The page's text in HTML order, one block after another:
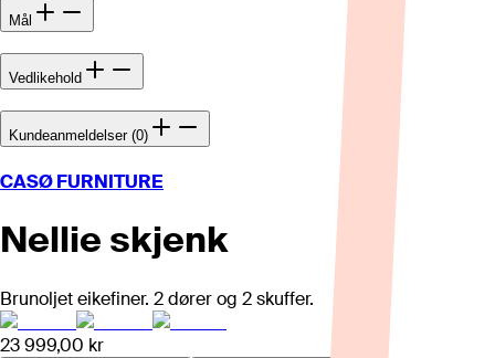
Mål
Vedlikehold
Kundeanmeldelser (0)
CASØ FURNITURE
Nellie skjenk
Brunoljet eikefiner. 2 dører og 2 skuffer.
23 999,00 kr